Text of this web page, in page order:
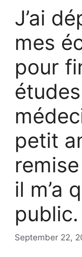
J’ai
mes
pour
petit
il m’a
public.
September 22,